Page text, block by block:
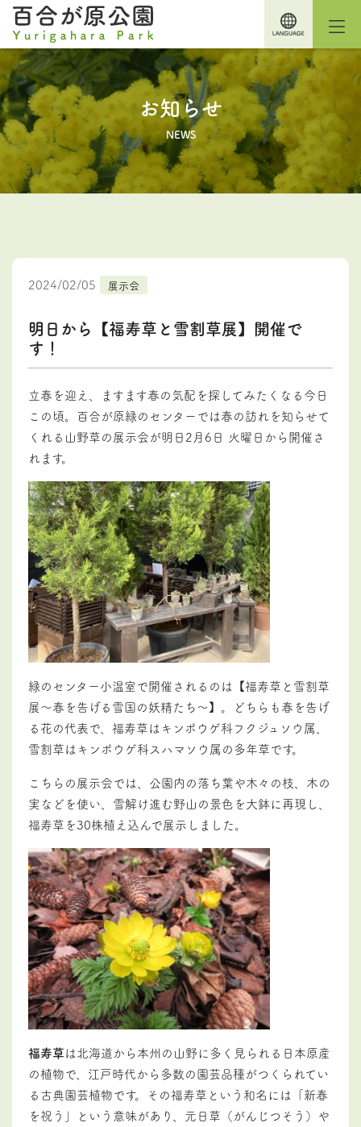
お知らせ
NEWS
2024/02/05 展示会
明日から【福寿草と雪割草展】開催で
す！
立春を迎え、ますます春の気配を探してみたくなる今日
この頃。百合が原緑のセンターでは春の訪れを知らせて
くれる山野草の展示会が明日2月6日 火曜日から開催さ
れます。
緑のセンター小温室で開催されるのは【福寿草と雪割草
展～春を告げる雪国の妖精たち～】。どちらも春を告げ
る花の代表で、福寿草はキンポウゲ科フクジュソウ属、
雪割草はキンポウゲ科スハマソウ属の多年草です。
こちらの展示会では、公園内の落ち葉や木々の枝、木の
実などを使い、雪解け進む野山の景色を大鉢に再現し、
福寿草を30株植え込んで展示しました。
福寿草は北海道から本州の山野に多く見られる日本原産
の植物で、江戸時代から多数の園芸品種がつくられてい
る古典園芸植物です。その福寿草という和名には「新春
を祝う」という意味があり、元日草（がんじつそう）や